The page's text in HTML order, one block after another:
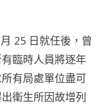
25 日就任後，曾
臨時人員將逐年
有局處單位盡可
衛生所因故增列